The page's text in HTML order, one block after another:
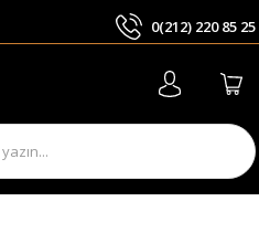
0(212) 220 85 25